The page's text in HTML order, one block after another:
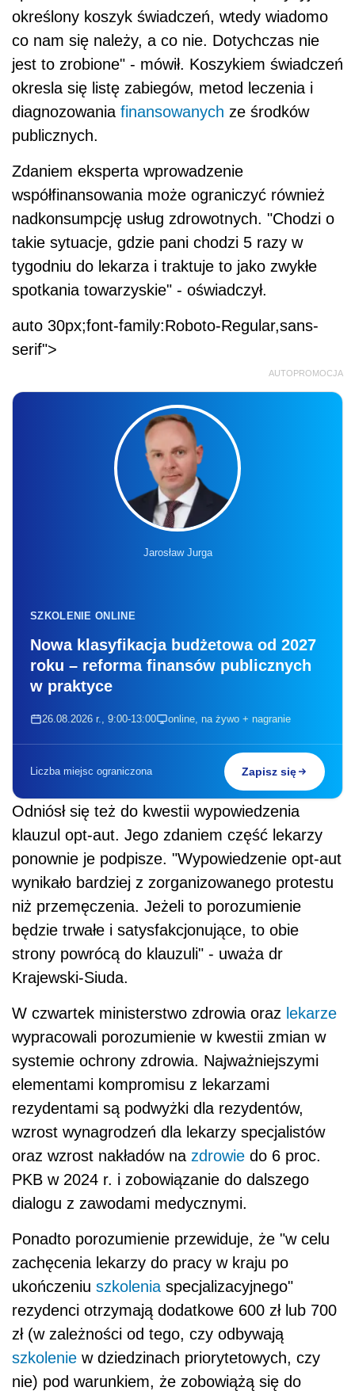
określony koszyk świadczeń, wtedy wiadomo
co nam się należy, a co nie. Dotychczas nie
jest to zrobione" - mówił. Koszykiem świadczeń
okresla się listę zabiegów, metod leczenia i
diagnozowania finansowanych ze środków
publicznych.
Zdaniem eksperta wprowadzenie
współfinansowania może ograniczyć również
nadkonsumpcję usług zdrowotnych. "Chodzi o
takie sytuacje, gdzie pani chodzi 5 razy w
tygodniu do lekarza i traktuje to jako zwykłe
spotkania towarzyskie" - oświadczył.
auto 30px;font-family:Roboto-Regular,sans-
serif">
AUTOPROMOCJA
Jarosław Jurga
SZKOLENIE ONLINE
Nowa klasyfikacja budżetowa od 2027
roku – reforma finansów publicznych
w praktyce
26.08.2026 r., 9:00-13:00 online, na żywo + nagranie
Liczba miejsc ograniczona Zapisz się
Odniósł się też do kwestii wypowiedzenia
klauzul opt-aut. Jego zdaniem część lekarzy
ponownie je podpisze. "Wypowiedzenie opt-aut
wynikało bardziej z zorganizowanego protestu
niż przemęczenia. Jeżeli to porozumienie
będzie trwałe i satysfakcjonujące, to obie
strony powrócą do klauzuli" - uważa dr
Krajewski-Siuda.
W czwartek ministerstwo zdrowia oraz lekarze
wypracowali porozumienie w kwestii zmian w
systemie ochrony zdrowia. Najważniejszymi
elementami kompromisu z lekarzami
rezydentami są podwyżki dla rezydentów,
wzrost wynagrodzeń dla lekarzy specjalistów
oraz wzrost nakładów na zdrowie do 6 proc.
PKB w 2024 r. i zobowiązanie do dalszego
dialogu z zawodami medycznymi.
Ponadto porozumienie przewiduje, że "w celu
zachęcenia lekarzy do pracy w kraju po
ukończeniu szkolenia specjalizacyjnego"
rezydenci otrzymają dodatkowe 600 zł lub 700
zł (w zależności od tego, czy odbywają
szkolenie w dziedzinach priorytetowych, czy
nie) pod warunkiem, że zobowiążą się do